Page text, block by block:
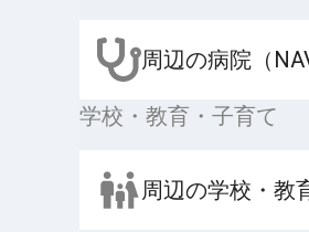
周辺の病院（
学校・教育・子育て
周辺の学校・教